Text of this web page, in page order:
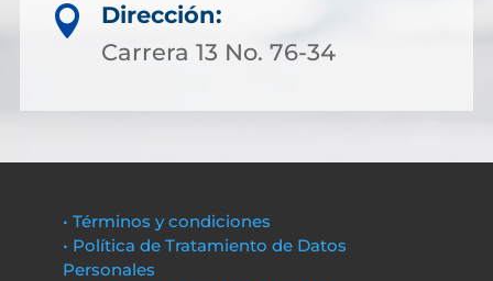

Dirección:
Carrera 13 No. 76-34
• Términos y condiciones
• Política de Tratamiento de Datos
Personales